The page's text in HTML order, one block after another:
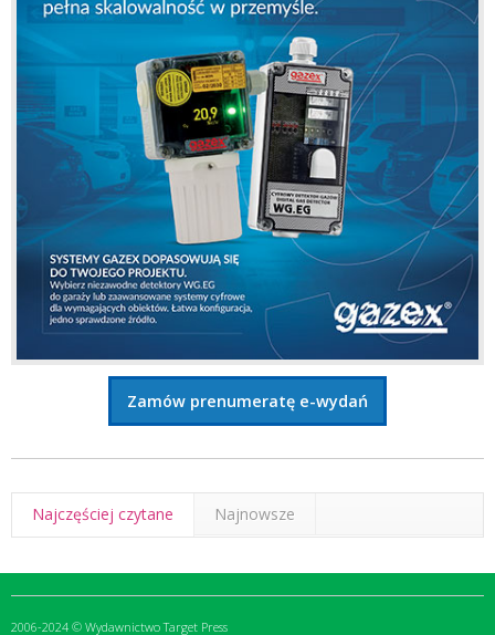
Zamów prenumeratę e-wydań
Najczęściej czytane Najnowsze
2006-2024 © Wydawnictwo Target Press